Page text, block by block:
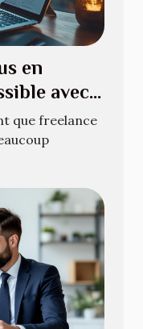
en
avec
que freelance